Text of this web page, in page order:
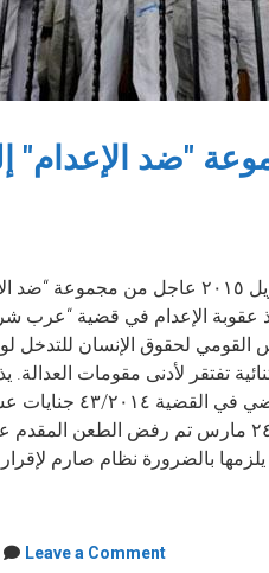
"ضد الإعدام"
نُشر في “فيسبوك” في ٨ ابريل ٢٠١٥
عقوبة الإعدام في قضية “عرب
القومي لحقوق الإنسان للتدخل
تفتقر لأدنى مقومات
العسكرية في ٢١
“عرب شركس“، وفي ٢٤ مارس تم رفض الطعن
يلزمها بالضرورة نظام صارم
Leave a Comment